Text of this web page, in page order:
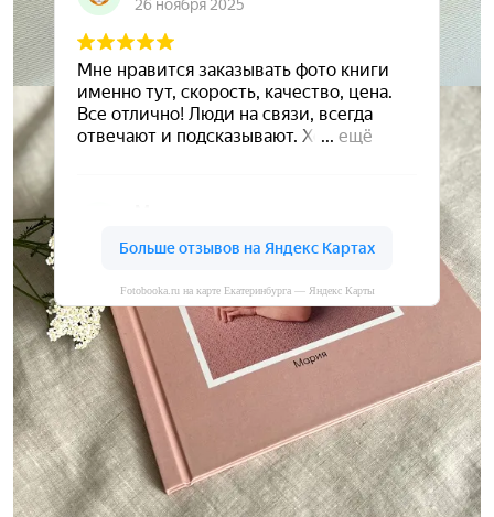
Fotobooka.ru на карте Екатеринбурга — Яндекс Карты
Сохраните ваши воспоминания
А мы вам в этом поможем